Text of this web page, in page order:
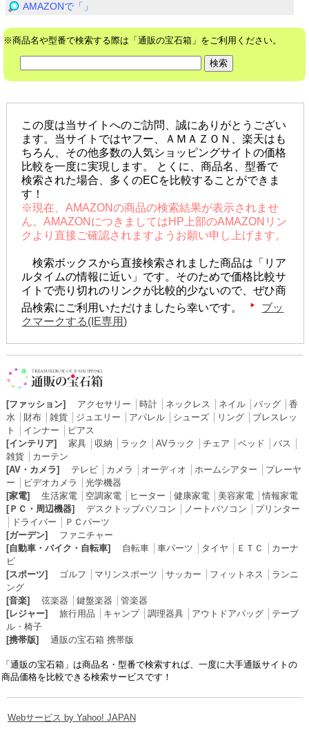
AMAZONで「」
※商品名や型番で検索する際は「通販の宝石箱」をご利用ください。
この度は当サイトへのご訪問、誠にありがとうござい
ます。当サイトではヤフー、ＡＭＡＺＯＮ、楽天はも
ちろん、その他多数の人気ショッピングサイトの価格
比較を一度に実現します。 とくに、商品名、型番で
検索された場合、多くのECを比較することができま
す！
※現在、AMAZONの商品の検索結果が表示されませ
ん。AMAZONにつきましてはHP上部のAMAZONリン
クより直接ご確認されますようお願い申し上げます。
検索ボックスから直接検索されました商品は「リア
ルタイムの情報に近い」です。そのためで価格比較サ
イトで売り切れのリンクが比較的少ないので、ぜひ商
品検索にご利用いただけましたら幸いです。
ブッ
クマークする(IE専用)
[ファッション] アクセサリー 時計│ ネックレス ネイル│ バッグ│ 香
水
財布│ 雑貨│ ジュエリー アパレル│ シューズ│ リング│ ブレスレッ
ト
インナー
ピアス
[インテリア]
家具│ 収納 ラック AVラック チェア ベッド バス
雑貨│ カーテン
[AV・カメラ]
テレビ│ カメラ オーディオ ホームシアター
プレーヤ
ー
ビデオカメラ
光学機器
[家電]
生活家電│ 空調家電│ ヒーター 健康家電│ 美容家電│情報家電
[ＰＣ・周辺機器]
デスクトップパソコン ノートパソコン
プリンター
ドライバー
ＰＣパーツ
[ガーデン]
ファニチャー
[自動車・バイク・自転車]
自転車│ 車パーツ タイヤ ＥＴＣ
カーナ
ビ
[スポーツ]
ゴルフ マリンスポーツ サッカー フィットネス
ランニ
ング
[音楽]
弦楽器 鍵盤楽器
管楽器
[レジャー]
旅行用品 キャンプ│ 調理器具│ アウトドアバッグ│ テーブ
ル・椅子
[携帯版]
通販の宝石箱 携帯版
「通販の宝石箱」は商品名・型番で検索すれば、一度に大手通販サイトの
商品価格を比較できる検索サービスです！
Webサービス by Yahoo! JAPAN